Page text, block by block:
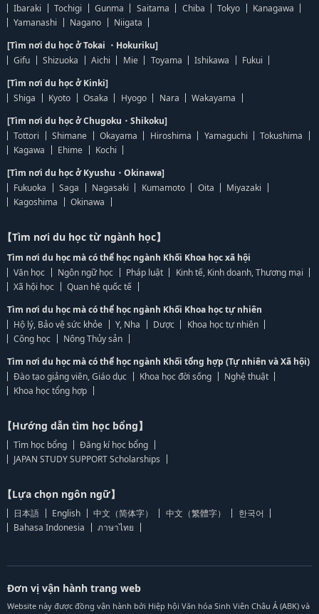
Ibaraki
Tochigi Gunma Saitama Chiba Tokyo
Kanagawa
Yamanashi
Nagano
Niigata
[Tìm nơi du học ở Tokai ・Hokuriku]
Gifu
Shizuoka Aichi Mie Toyama Ishikawa
Fukui
[Tìm nơi du học ở Kinki]
Shiga
Kyoto Osaka Hyogo Nara
Wakayama
[Tìm nơi du học ở Chugoku・Shikoku]
Tottori
Shimane Okayama Hiroshima Yamaguchi
Tokushima
Kagawa
Ehime
Kochi
[Tìm nơi du học ở Kyushu・Okinawa]
Fukuoka
Saga Nagasaki Kumamoto Oita
Miyazaki
Kagoshima
Okinawa
【Tìm nơi du học từ ngành học】
Tìm nơi du học mà có thể học ngành Khối Khoa học xã hội
Văn học
Ngôn ngữ học Pháp luật
Kinh tế, Kinh doanh, Thương mại
Xã hội học
Quan hệ quốc tế
Tìm nơi du học mà có thể học ngành Khối Khoa học tự nhiên
Hộ lý, Bảo vệ sức khỏe
Y, Nha Dược
Khoa học tự nhiên
Công học
Nông Thủy sản
Tìm nơi du học mà có thể học ngành Khối tổng hợp (Tự nhiên và Xã hội)
Đào tạo giảng viên, Giáo dục
Khoa học đời sống
Nghệ thuật
Khoa học tổng hợp
【Hướng dẫn tìm học bổng】
Tìm học bổng
Đăng kí học bổng
JAPAN STUDY SUPPORT Scholarships
【Lựa chọn ngôn ngữ】
日本語 English 中文（简体字） 中文（繁體字）
한국어
Bahasa Indonesia
ภาษาไทย
Đơn vị vận hành trang web
Website này được đồng vận hành bởi Hiệp hội Văn hóa Sinh Viên Châu Á (ABK) và